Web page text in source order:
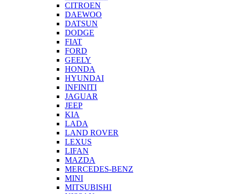
CITROEN
DAEWOO
DATSUN
DODGE
FIAT
FORD
GEELY
HONDA
HYUNDAI
INFINITI
JAGUAR
JEEP
KIA
LADA
LAND ROVER
LEXUS
LIFAN
MAZDA
MERCEDES-BENZ
MINI
MITSUBISHI